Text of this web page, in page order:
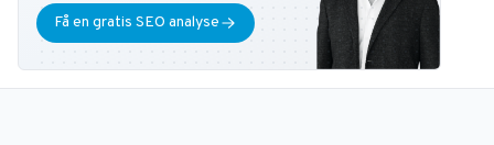
Få en gratis SEO analyse